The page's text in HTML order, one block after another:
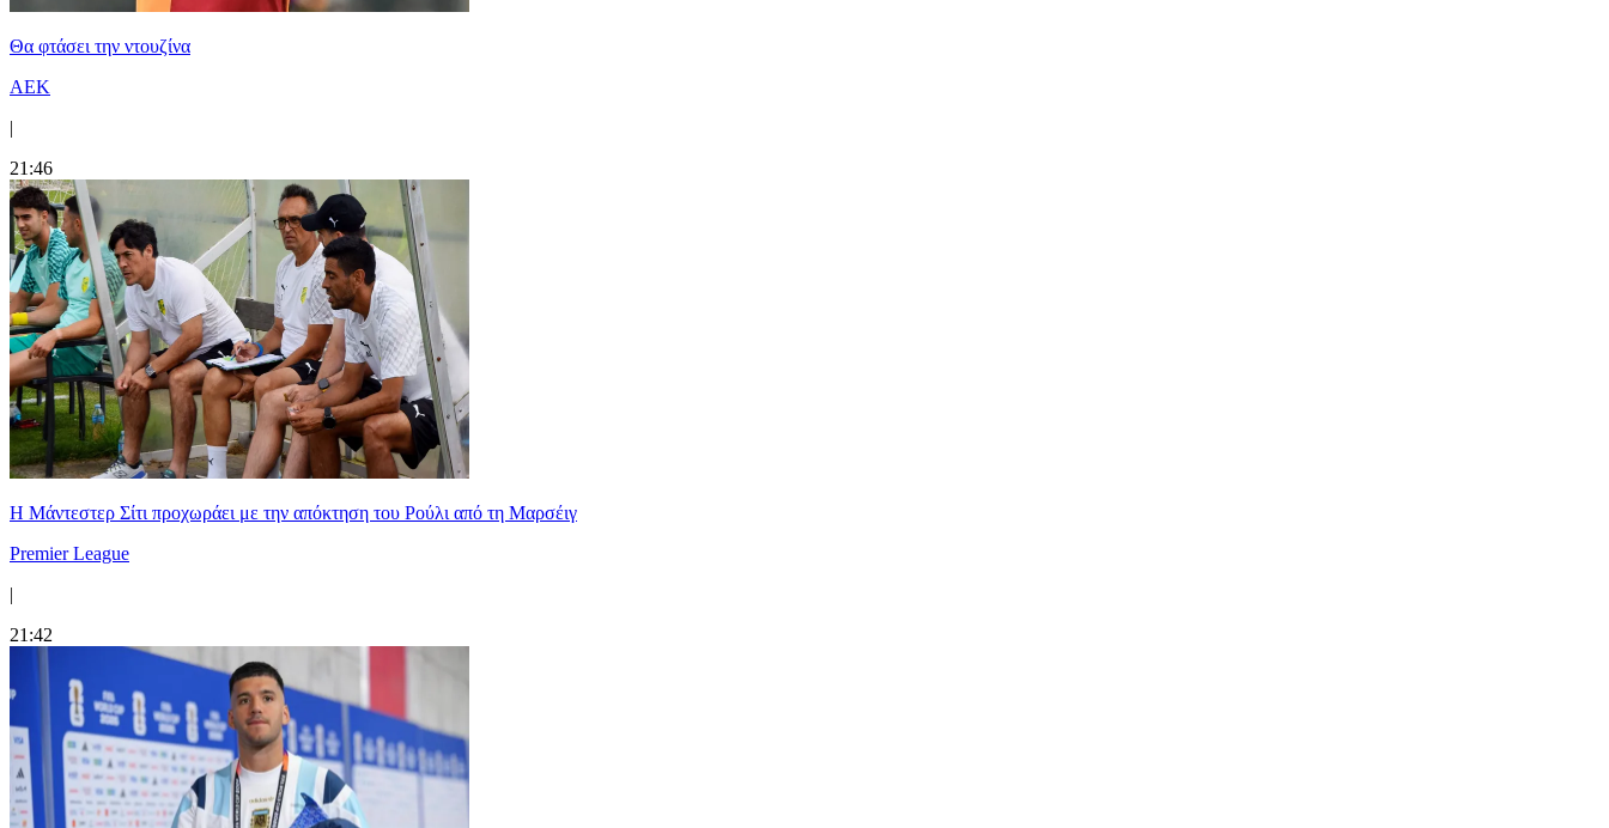
Θα φτάσει την ντουζίνα
ΑΕΚ
|
21:46
Η Μάντεστερ Σίτι προχωράει με την απόκτηση του Ρούλι από τη Μαρσέιγ
Premier League
|
21:42